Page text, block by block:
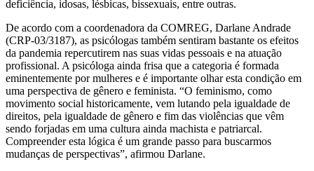
deficiência, idosas, lésbicas, bissexuais, entre outras.
De acordo com a coordenadora da COMREG, Darlane Andrade
(CRP-03/3187), as psicólogas também sentiram bastante os efeitos
da pandemia repercutirem nas suas vidas pessoais e na atuação
profissional. A psicóloga ainda frisa que a categoria é formada
eminentemente por mulheres e é importante olhar esta condição em
uma perspectiva de gênero e feminista. “O feminismo, como
movimento social historicamente, vem lutando pela igualdade de
direitos, pela igualdade de gênero e fim das violências que vêm
sendo forjadas em uma cultura ainda machista e patriarcal.
Compreender esta lógica é um grande passo para buscarmos
mudanças de perspectivas”, afirmou Darlane.